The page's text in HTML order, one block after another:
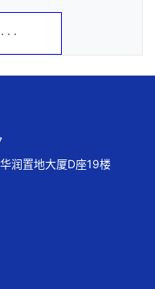
· ·
润置地大厦D座19楼